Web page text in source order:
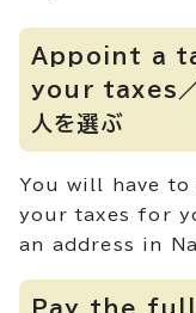
Appoint a
your taxes／
人を選ぶ
You will have
your taxes for
an address in
Pay the